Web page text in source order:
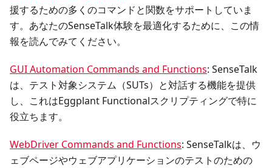
援するための多くのコマンドと関数をサポートしていま
す。あなたのSenseTalk体験を最適化するために、この情
報を読んでみてください。
GUI Automation Commands and Functions: SenseTalk
は、テスト対象システム（SUTs）と対話する機能を提供
し、これはEggplant Functionalスクリプティングで特に
役立ちます。
WebDriver Commands and Functions: SenseTalkは、ウ
ェブページやウェブアプリケーションのテストのための